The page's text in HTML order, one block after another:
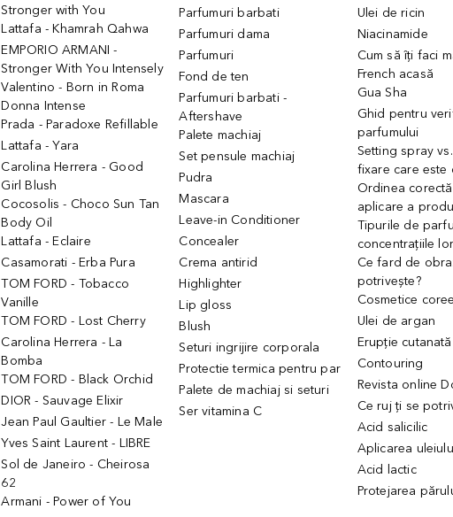
Stronger with You
Lattafa - Khamrah Qahwa
EMPORIO ARMANI -
Stronger With You Intensely
Valentino - Born in Roma
Donna Intense
Prada - Paradoxe Refillable
Lattafa - Yara
Carolina Herrera - Good
Girl Blush
Cocosolis - Choco Sun Tan
Body Oil
Lattafa - Eclaire
Casamorati - Erba Pura
TOM FORD - Tobacco
Vanille
TOM FORD - Lost Cherry
Carolina Herrera - La
Bomba
TOM FORD - Black Orchid
DIOR - Sauvage Elixir
Jean Paul Gaultier - Le Male
Yves Saint Laurent - LIBRE
Sol de Janeiro - Cheirosa
62
Armani - Power of You
Parfumuri barbati
Parfumuri dama
Parfumuri
Fond de ten
Parfumuri barbati -
Aftershave
Palete machiaj
Set pensule machiaj
Pudra
Mascara
Leave-in Conditioner
Concealer
Crema antirid
Highlighter
Lip gloss
Blush
Seturi ingrijire corporala
Protectie termica pentru par
Palete de machiaj si seturi
Ser vitamina C
Ulei de ricin
Niacinamide
Cum să îți faci
French acasă
Gua Sha
Ghid pentru
parfumului
Setting spray
fixare care este
Ordinea
aplicare a
Tipurile de
concentrațiile lor
Ce fard de
potrivește?
Cosmetice
Ulei de argan
Erupție
Contouring
Revista online
Ce ruj ți se
Acid salicilic
Aplicarea
Acid lactic
Protejarea